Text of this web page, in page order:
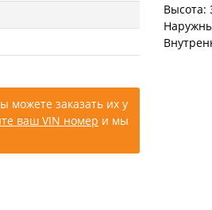
можете заказать их у
ваш VIN номер и мы
Высота: